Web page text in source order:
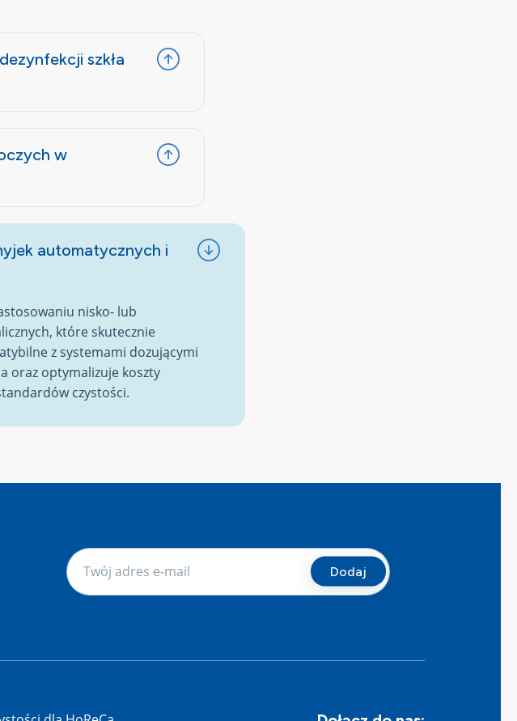
szkła
w
automatycznych i
nisko- lub
które skutecznie
z systemami dozującymi
oraz optymalizuje koszty
czystości.